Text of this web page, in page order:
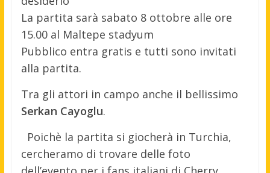
La partita sarà sabato 8 ottobre alle ore
15.00 al Maltepe stadyum
Pubblico entra gratis e tutti sono invitati
alla partita.
Tra gli attori in campo anche il bellissimo
Serkan Cayoglu.
Poichè la partita si giocherà in Turchia,
cercheramo di trovare delle foto